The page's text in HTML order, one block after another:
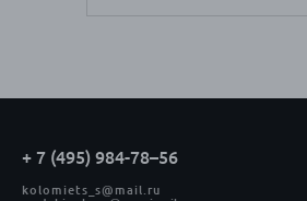
kolomiets_s@mail.ru
+ 7 (495) 984-78–56